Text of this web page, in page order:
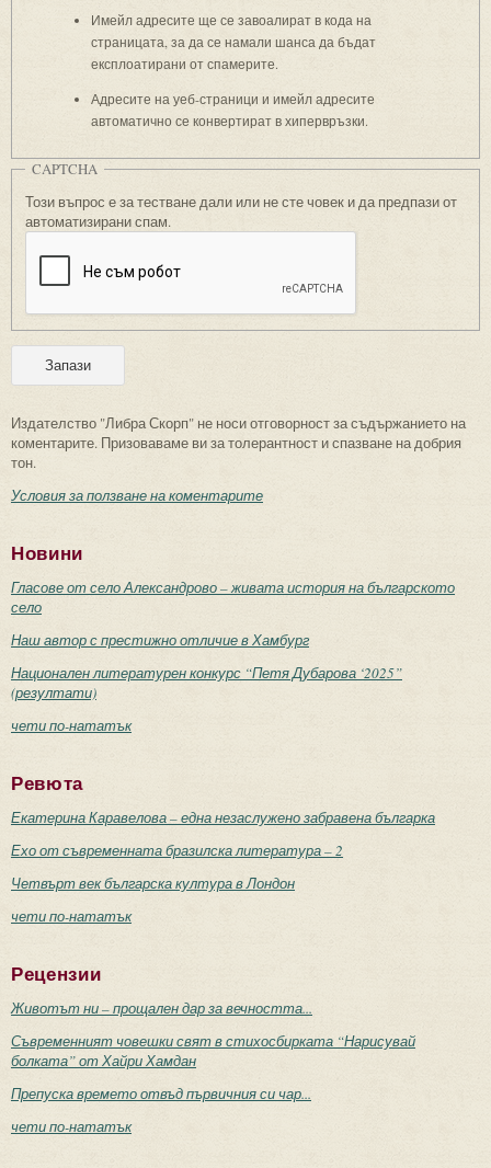
Имейл адресите ще се завоалират в кода на
страницата, за да се намали шанса да бъдат
експлоатирани от спамерите.
Адресите на уеб-страници и имейл адресите
автоматично се конвертират в хипервръзки.
CAPTCHA
Този въпрос е за тестване дали или не сте човек и да предпази от
автоматизирани спам.
Издателство "Либра Скорп" не носи отговорност за съдържанието на
коментарите. Призоваваме ви за толерантност и спазване на добрия
тон.
Условия за ползване на коментарите
Новини
Гласове от село Александрово – живата история на българското
село
Наш автор с престижно отличие в Хамбург
Национален литературен конкурс “Петя Дубарова ‘2025”
(резултати)
чети по-нататък
Ревюта
Екатерина Каравелова – една незаслужено забравена българка
Ехо от съвременната бразилска литература – 2
Четвърт век българска култура в Лондон
чети по-нататък
Рецензии
Животът ни – прощален дар за вечността...
Съвременният човешки свят в стихосбирката “Нарисувай
болката” от Хайри Хамдан
Препуска времето отвъд първичния си чар...
чети по-нататък